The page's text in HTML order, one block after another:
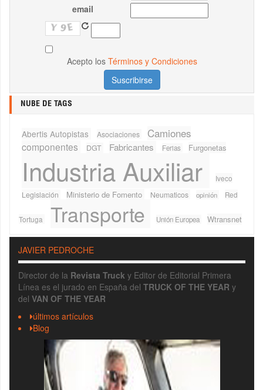
email
Acepto los Términos y Condiciones
NUBE DE TAGS
Abertis Autopistas Asociaciones Camiones
componentes DGT Fabricantes Ferias Furgonetas
Industria Auxiliar
Iveco
Legislación
Ministerio de Fomento Neumaticos opinión Red
Tortuga Transporte Unión Europea Wtransnet
JAVIER PEDROCHE
Director de la Revista Truck y Editor de Editorial Primera
Línea es el jurado en España del TRUCK OF THE YEAR y
del VAN OF THE YEAR
últimos artículos
Blog